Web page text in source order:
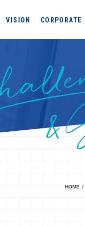
VISION CORPORATE
HOME